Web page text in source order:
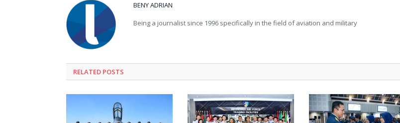
BENY ADRIAN
Being a journalist since 1996 specifically in the field of aviation and military
RELATED POSTS